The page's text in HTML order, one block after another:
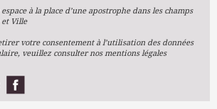
à la place d’une apostrophe dans les champs
et Ville
votre consentement à l’utilisation des données
veuillez consulter nos mentions légales